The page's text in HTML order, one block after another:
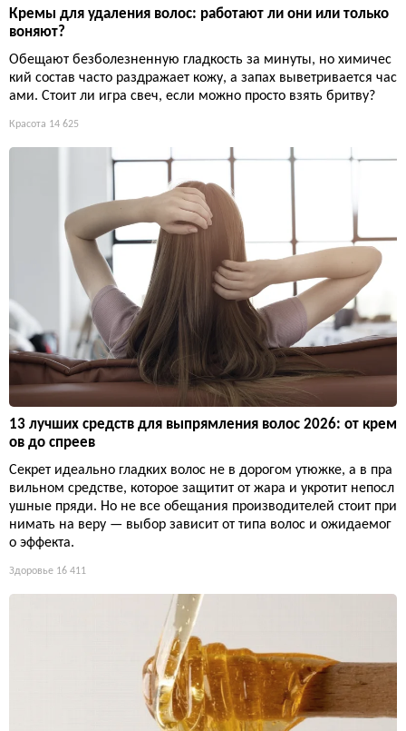
Кремы для удаления волос: работают ли они или только
воняют?
Обещают безболезненную гладкость за минуты, но химичес
кий состав часто раздражает кожу, а запах выветривается час
ами. Стоит ли игра свеч, если можно просто взять бритву?
Красота 14 625
13 лучших средств для выпрямления волос 2026: от крем
ов до спреев
Секрет идеально гладких волос не в дорогом утюжке, а в пра
вильном средстве, которое защитит от жара и укротит непосл
ушные пряди. Но не все обещания производителей стоит при
нимать на веру — выбор зависит от типа волос и ожидаемог
о эффекта.
Здоровье 16 411